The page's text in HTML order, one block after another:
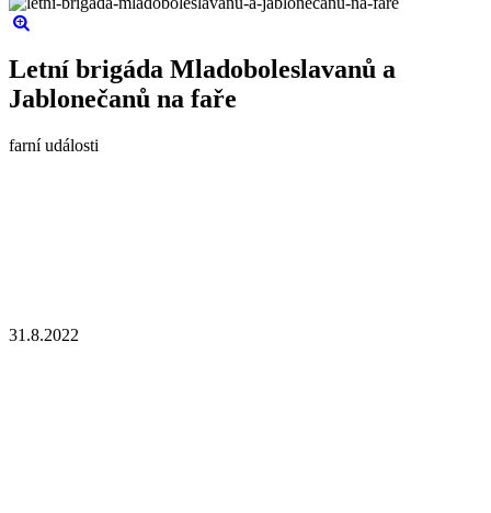
Letní brigáda Mladoboleslavanů a
Jablonečanů na faře
farní události
31.8.2022